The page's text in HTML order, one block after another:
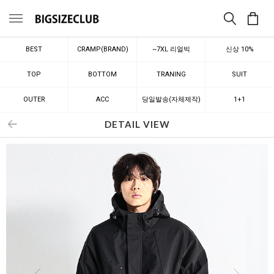
메뉴
BEST CRAMP(BRAND) ~7XL 리얼빅 신상 10%
TOP BOTTOM TRANING SUIT
OUTER ACC 당일발송(자체제작) 1+1
DETAIL VIEW